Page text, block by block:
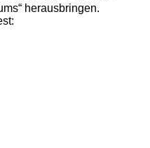
herausbringen.